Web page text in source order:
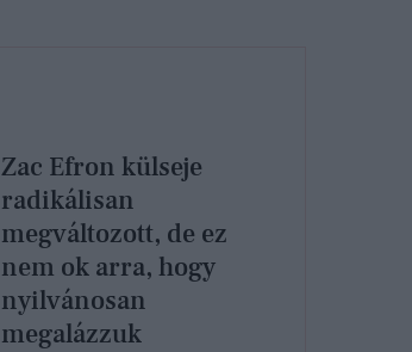
Zac Efron külseje
radikálisan
megváltozott, de ez
nem ok arra, hogy
nyilvánosan
megalázzuk